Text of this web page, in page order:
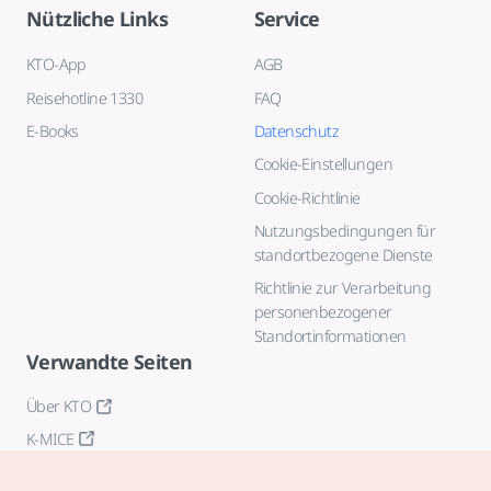
Nützliche Links
KTO-App
Reisehotline 1330
E-Books
Service
AGB
FAQ
Datenschutz
Cookie-Einstellungen
Cookie-Richtlinie
Nutzungsbedingungen für
standortbezogene Dienste
Richtlinie zur Verarbeitung
personenbezogener
Standortinformationen
Verwandte Seiten
Über KTO
K-MICE